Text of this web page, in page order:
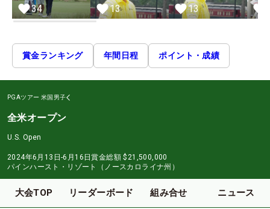
34 13 13
賞金ランキング 年間日程 ポイント・成績
PGAツアー 米国男子
全米オープン
U.S. Open
2024年6月13日-6月16日賞金総額 $21,500,000
パインハースト・リゾート（ノースカロライナ州）
大会TOP リーダーボード 組み合せ ニュース